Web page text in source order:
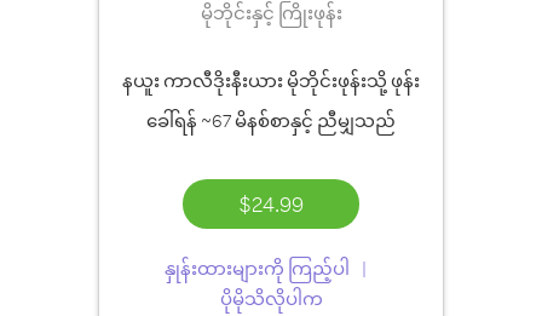
မိုဘိုင်းနှင့် ကြိုးဖုန်း
နယူး ကာလီဒိုးနီးယား မိုဘိုင်းဖုန်းသို့ ဖုန်း
ခေါ်ရန် ~67 မိနစ်စာနှင့် ညီမျှသည်
$24.99
နှုန်းထားများကို ကြည့်ပါ
ပိုမိုသိလိုပါက